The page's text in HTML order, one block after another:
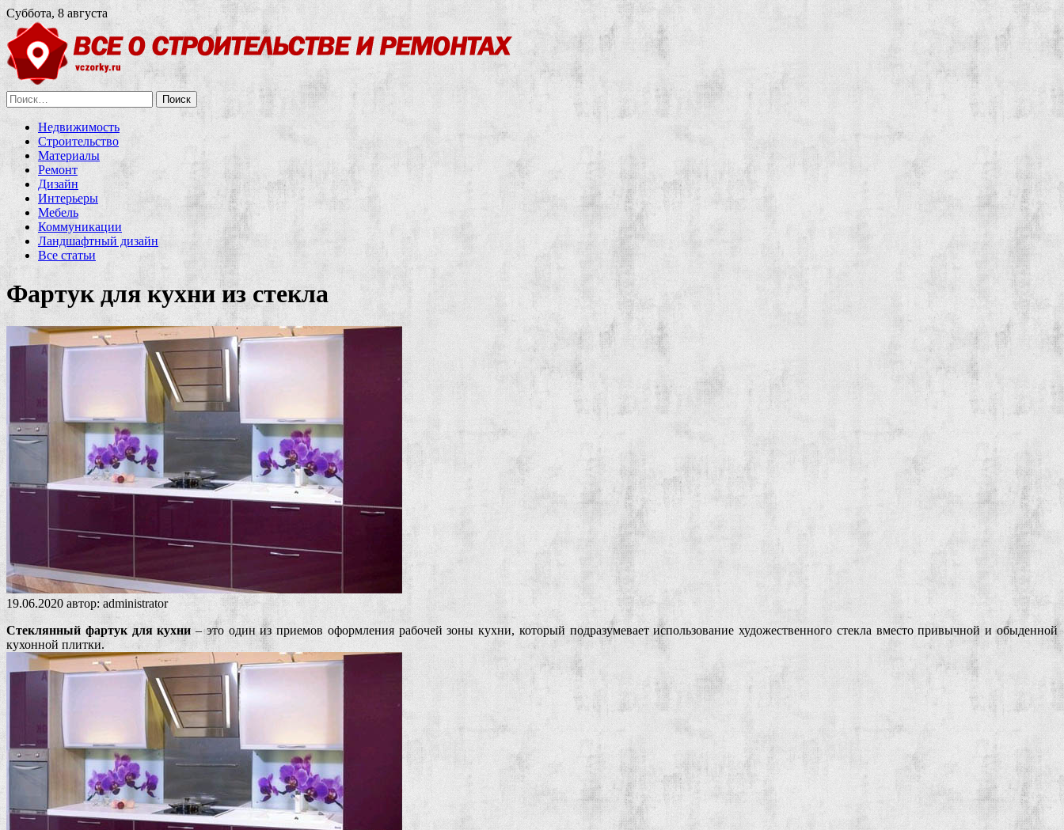
Суббота, 8 августа
Найти:
Недвижимость
Строительство
Материалы
Ремонт
Дизайн
Интерьеры
Мебель
Коммуникации
Ландшафтный дизайн
Все статьи
Фартук для кухни из стекла
19.06.2020 автор:administrator
Стеклянный фартук для кухни– это один из приемов оформления рабочей зоны кухни, который подразумевает использование художественного стекла вместо привычной и обыденной
кухонной плитки.